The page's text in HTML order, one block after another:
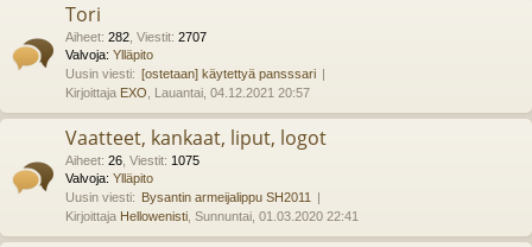
Tori
Aiheet: 282 Viestit: 2707
Valvoja: Ylläpito
Uusin viesti: [ostetaan] käytettyä pansssari
Kirjoittaja EXO , Lauantai, 04.12.2021 20:57
Vaatteet, kankaat, liput, logot
Aiheet: 26 Viestit: 1075
Valvoja: Ylläpito
Uusin viesti: Bysantin armeijalippu SH2011
Kirjoittaja Hellowenisti , Sunnuntai, 01.03.2020 22:41